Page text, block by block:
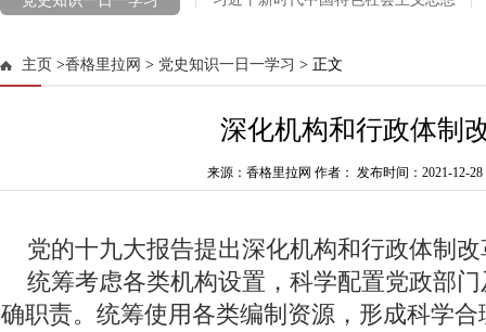
新思想引领新征程·时代答卷
喜迎党代会 奋进新征程 网络中
COP 15 共建地球生命共同体 打造生灵的和谐家园 雪域欢歌70载·西
涉历史虚无主义有害信息举报专区 第二届“彩云杯”网评大赛 全
展望十四五开启新征程 2020全国两会 代表委员履职故事 “
主页 >香格里拉网 > 党史知识一日一学习 > 正文
深化机构和行政体制
来源：香格里拉网 作者： 发布时间：2021-12-28
党的十九大报告提出深化机构和行政体制改
统筹考虑各类机构设置，科学配置党政部
确职责。统筹使用各类编制资源，形成科学